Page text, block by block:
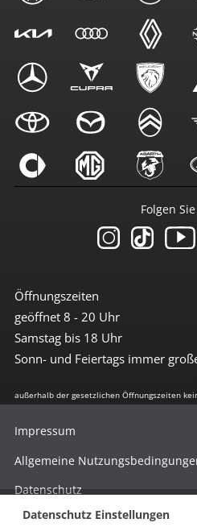
Öffnungszeiten
geöffnet 8 - 20 Uhr
Samstag bis 18 Uhr
Sonn- und Feiertags immer
Folgen
außerhalb der gesetzlichen Öffnungszeiten
Impressum
Allgemeine
Datenschutz
Hinweisgebersystem nach HinSchG
Datenschutz Einstellungen